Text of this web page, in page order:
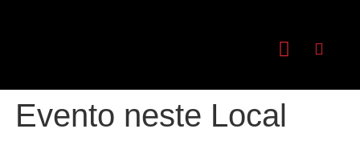
Evento neste Local